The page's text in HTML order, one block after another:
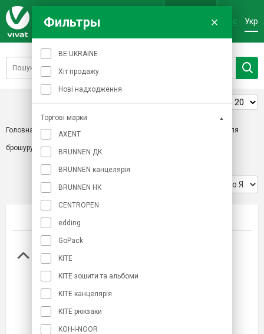
Рус Укр
Фильтры
BE UKRAINE
Хіт продажу
Нові надходження
Торгові марки
AXENT
BRUNNEN ДК
BRUNNEN канцелярія
BRUNNEN НК
CENTROPEN
edding
GoPack
KITE
KITE зошити та альбоми
KITE канцелярія
KITE рюкзаки
KOH-I-NOOR
Товарів на сторінці:
Головна Приладдя для діловиробництва Пластикові пружини для
брошурування
Сортування:
Фото
Пружина пластикова d 10 мм, біла, 100 шт.
Артикул
Торгова марка
Кіл-ть у коробці
РРЦ